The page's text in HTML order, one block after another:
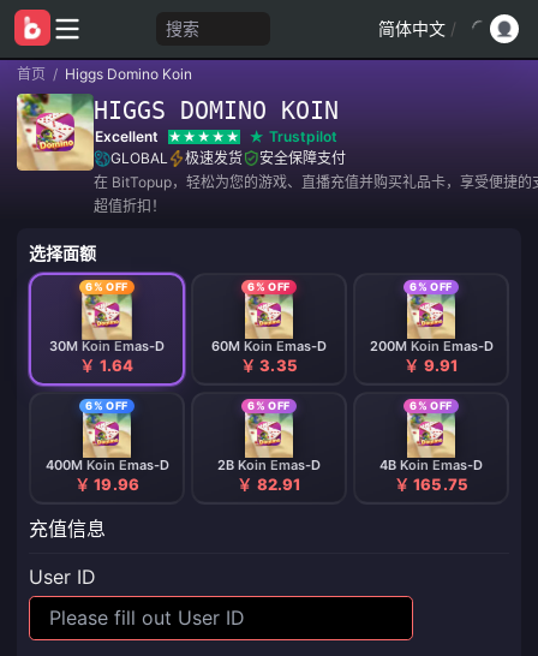
搜索 简体中文 /
首页 / Higgs Domino Koin
HIGGS DOMINO KOIN
Excellent
Trustpilot
GLOBAL
极速发货
安全保障支付
在 BitTopup，轻松为您的游戏、直播充值并购买礼品卡，享受便捷的
超值折扣！
选择面额
6% OFF
30M Koin Emas-D
￥ 1.64
6% OFF
60M Koin Emas-D
￥ 3.35
6% OFF
200M Koin Emas-D
￥ 9.91
6% OFF
400M Koin Emas-D
￥ 19.96
6% OFF
2B Koin Emas-D
￥ 82.91
6% OFF
4B Koin Emas-D
￥ 165.75
充值信息
User ID